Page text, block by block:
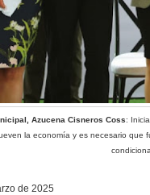
Azucena Cisneros Coss:
la economía y es necesario
de 2025